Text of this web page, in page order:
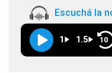
Escuchá la
1 1.5 10